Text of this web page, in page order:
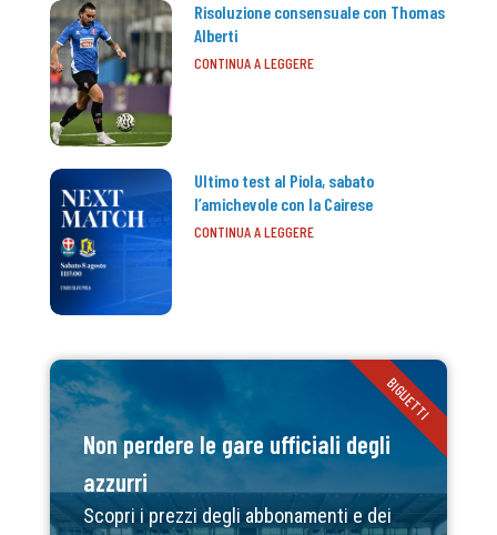
Risoluzione consensuale con Thomas
Alberti
CONTINUA A LEGGERE
Ultimo test al Piola, sabato
l’amichevole con la Cairese
CONTINUA A LEGGERE
Non perdere le gare ufficiali degli
azzurri
Scopri i prezzi degli abbonamenti e dei
BIGLIETTI